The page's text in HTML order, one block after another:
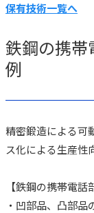
保有技術一覧へ
鉄鋼の携
例
精密鍛造による
ス化による生産性
【鉄鋼の携帯電話
・凹部品、凸部品